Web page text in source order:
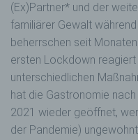
(Ex)Partner* und der
familiärer Gewalt
beherrschen seit
ersten Lockdown
unterschiedlichen
hat die Gastronomie
2021 wieder geöffnet,
der Pandemie)